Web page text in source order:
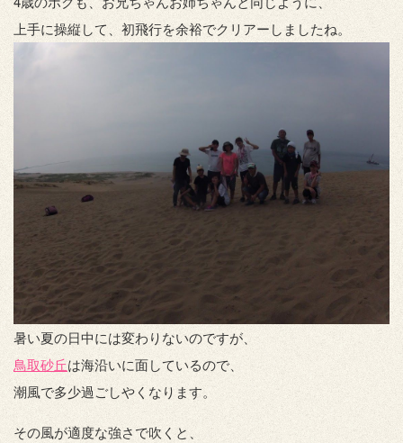
上手に操縦して、初飛行を余裕でクリアーしましたね。
暑い夏の日中には変わりないのですが、
鳥取砂丘は海沿いに面しているので、
潮風で多少過ごしやくなります。
その風が適度な強さで吹くと、